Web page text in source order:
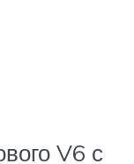
V6 с